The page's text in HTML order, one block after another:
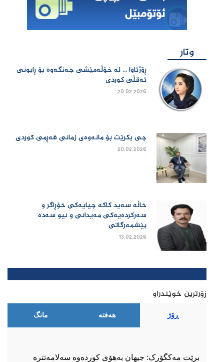
وتار
ڕۆژئاوا ... لە خۆڵەمێشی جەنگەوە بۆ ڕابونی
ئەقڵی کوردی
20.02.2026
چی بكرێت بۆ مانەوەی زمانی فەڕمی كوردی
20.02.2026
خاڵە سەید کاکە چیایەکی خۆڕاگر و
سەرکردەیەکی مەیدانی و نیو سەدە
پێشمەرگاتی
13.02.2026
زۆرترین خوێندراو
ڕۆژ هەفتە مانگ
برێت مەکگۆرک: جیهان بەهۆی کوردەوە سەلامەتترە